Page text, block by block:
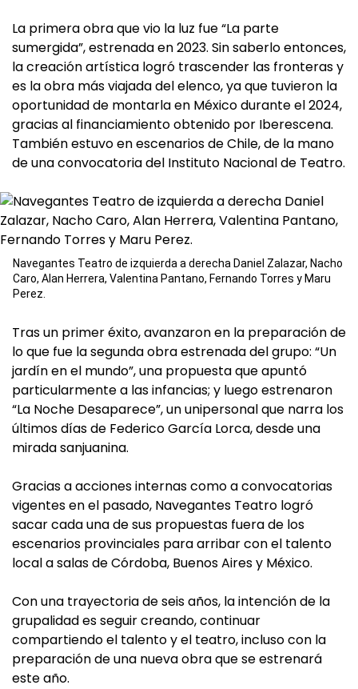
La primera obra que vio la luz fue “La parte
sumergida”, estrenada en 2023. Sin saberlo entonces,
la creación artística logró trascender las fronteras y
es la obra más viajada del elenco, ya que tuvieron la
oportunidad de montarla en México durante el 2024,
gracias al financiamiento obtenido por Iberescena.
También estuvo en escenarios de Chile, de la mano
de una convocatoria del Instituto Nacional de Teatro.
Navegantes Teatro de izquierda a derecha Daniel Zalazar, Nacho
Caro, Alan Herrera, Valentina Pantano, Fernando Torres y Maru
Perez.
Tras un primer éxito, avanzaron en la preparación de
lo que fue la segunda obra estrenada del grupo: “Un
jardín en el mundo”, una propuesta que apuntó
particularmente a las infancias; y luego estrenaron
“La Noche Desaparece”, un unipersonal que narra los
últimos días de Federico García Lorca, desde una
mirada sanjuanina.
Gracias a acciones internas como a convocatorias
vigentes en el pasado, Navegantes Teatro logró
sacar cada una de sus propuestas fuera de los
escenarios provinciales para arribar con el talento
local a salas de Córdoba, Buenos Aires y México.
Con una trayectoria de seis años, la intención de la
grupalidad es seguir creando, continuar
compartiendo el talento y el teatro, incluso con la
preparación de una nueva obra que se estrenará
este año.